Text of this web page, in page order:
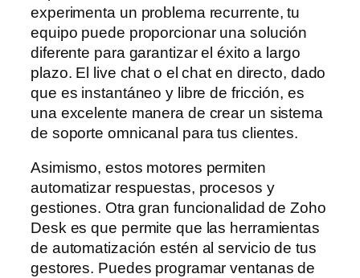
experimenta un problema recurrente, tu
equipo puede proporcionar una solución
diferente para garantizar el éxito a largo
plazo. El live chat o el chat en directo, dado
que es instantáneo y libre de fricción, es
una excelente manera de crear un sistema
de soporte omnicanal para tus clientes.
Asimismo, estos motores permiten
automatizar respuestas, procesos y
gestiones. Otra gran funcionalidad de Zoho
Desk es que permite que las herramientas
de automatización estén al servicio de tus
gestores. Puedes programar ventanas de